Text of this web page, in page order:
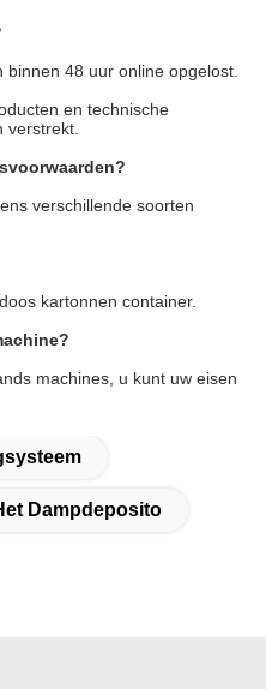
48 uur online opgelost.
en technische
verstrekt.
verschillende soorten
kartonnen container.
machines, u kunt uw eisen
Dampdeposito